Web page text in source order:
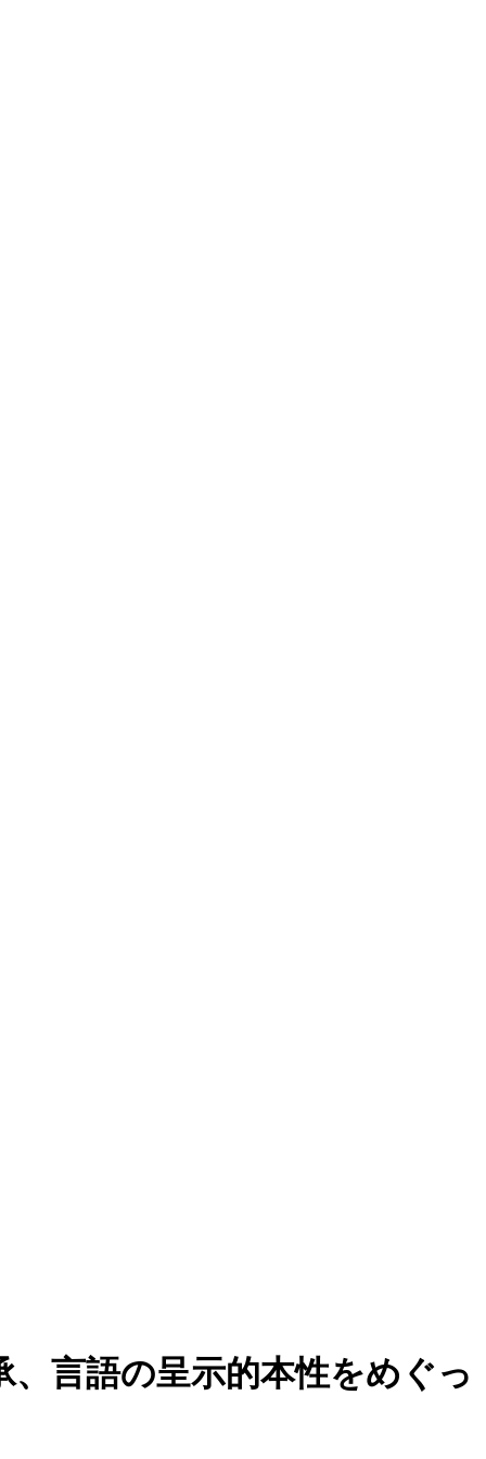
言語の呈示的本性をめぐっ